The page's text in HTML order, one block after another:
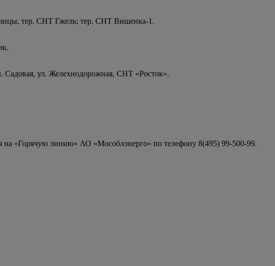
тер. СНТ Гжель; тер. СНТ Вишенка-1.
ул. Желехнодорожная, СНТ «Росток».
на «Горячую линию» АО «Мособлэнерго» по телефону 8(495) 99-500-99.